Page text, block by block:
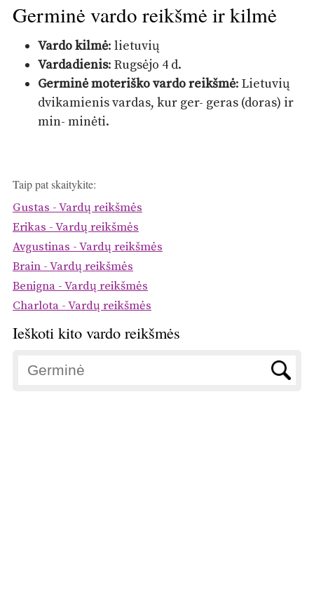
Germinė vardo reikšmė ir kilmė
Vardo kilmė: lietuvių
Vardadienis: Rugsėjo 4 d.
Germinė moteriško vardo reikšmė: Lietuvių
dvikamienis vardas, kur ger- geras (doras) ir
min- minėti.
Taip pat skaitykite:
Gustas - Vardų reikšmės
Erikas - Vardų reikšmės
Avgustinas - Vardų reikšmės
Brain - Vardų reikšmės
Benigna - Vardų reikšmės
Charlota - Vardų reikšmės
Ieškoti kito vardo reikšmės